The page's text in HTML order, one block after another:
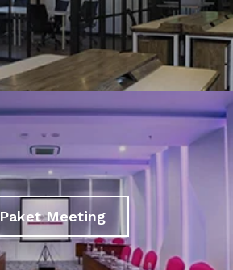
Paket Meeting